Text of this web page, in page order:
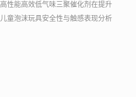
高性能高效低气味三聚催化剂在提升
儿童泡沫玩具安全性与触感表现分析